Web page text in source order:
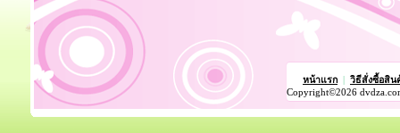
หน้าแรก
วิธีสั่งซื้อสิน
Copyright©2026